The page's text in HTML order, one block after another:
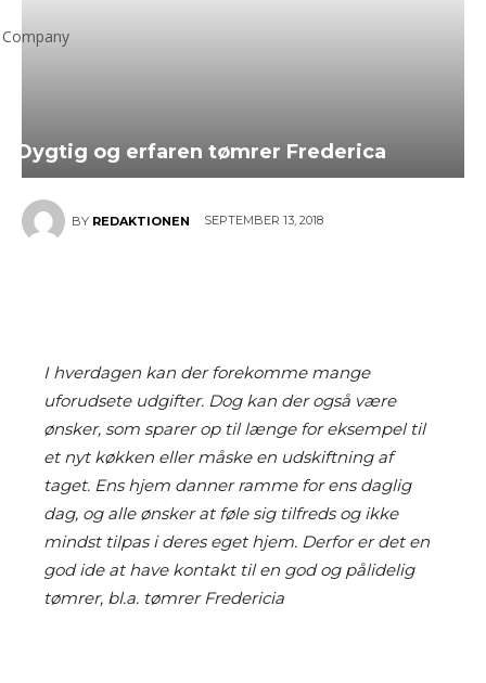
Company
Dygtig og erfaren tømrer Frederica
BY REDAKTIONEN SEPTEMBER 13, 2018
I hverdagen kan der forekomme mange
uforudsete udgifter. Dog kan der også være
ønsker, som sparer op til længe for eksempel til
et nyt køkken eller måske en udskiftning af
taget. Ens hjem danner ramme for ens daglig
dag, og alle ønsker at føle sig tilfreds og ikke
mindst tilpas i deres eget hjem. Derfor er det en
god ide at have kontakt til en god og pålidelig
tømrer, bl.a. tømrer Fredericia